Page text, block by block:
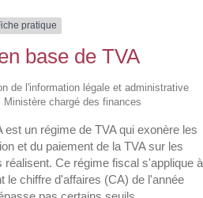
pratique
base de TVA
de l'information légale et administrative
Ministère chargé des finances
est un régime de TVA qui exonère les
et du paiement de la TVA sur les
Ce régime fiscal s'applique à
le chiffre d'affaires (CA) de l'année